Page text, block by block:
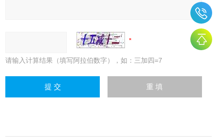
请输入计算结果（填写阿拉伯数字），如：三加四=7